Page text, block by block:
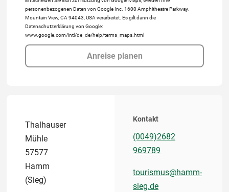
personenbezogenen Daten von Google Inc. 1600 Amphitheatre Parkway,
Mountain View, CA 94043, USA verarbeitet. Es gilt dann die
Datenschutzerklärung von Google:
www.google.com/intl/de_de/help/terms_maps.html
Anreise planen
Thalhauser
Mühle
57577
Hamm
(Sieg)
Kontakt
(0049)2682
969789
tourismus@hamm-
sieg.de